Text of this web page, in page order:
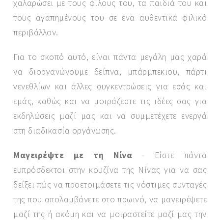
χαλαρώσει με τους φίλους του, τα παιδιά του και
τους αγαπημένους του σε ένα αυθεντικά φιλικό
περιβάλλον.
Για το σκοπό αυτό, είναι πάντα μεγάλη μας χαρά
να διοργανώνουμε δείπνα, μπάρμπεκιου, πάρτι
γενεθλίων και άλλες συγκεντρώσεις για εσάς και
εμάς, καθώς και να μοιράζεστε τις ιδέες σας για
εκδηλώσεις μαζί μας και να συμμετέχετε ενεργά
στη διαδικασία οργάνωσης.
Μαγειρέψτε με τη Νίνα - Είστε πάντα
ευπρόσδεκτοι στην κουζίνα της Νίνας για να σας
δείξει πώς να προετοιμάσετε τις νόστιμες συνταγές
της που απολαμβάνετε στο πρωινό, να μαγειρέψετε
μαζί της ή ακόμη και να μοιραστείτε μαζί μας την